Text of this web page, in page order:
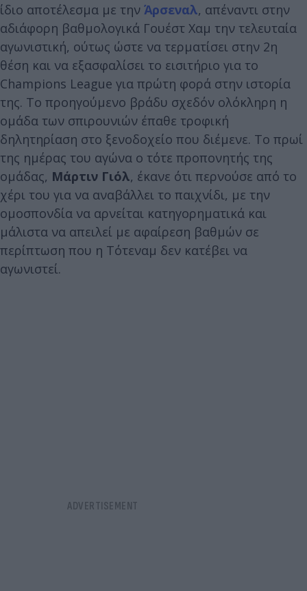
ίδιο αποτέλεσμα με την Άρσεναλ, απέναντι στην
αδιάφορη βαθμολογικά Γουέστ Χαμ την τελευταία
αγωνιστική, ούτως ώστε να τερματίσει στην 2η
θέση και να εξασφαλίσει το εισιτήριο για το
Champions League για πρώτη φορά στην ιστορία
της. Το προηγούμενο βράδυ σχεδόν ολόκληρη η
ομάδα των σπιρουνιών έπαθε τροφική
δηλητηρίαση στο ξενοδοχείο που διέμενε. Το πρωί
της ημέρας του αγώνα ο τότε προπονητής της
ομάδας, Μάρτιν Γιόλ, έκανε ότι περνούσε από το
χέρι του για να αναβάλλει το παιχνίδι, με την
ομοσπονδία να αρνείται κατηγορηματικά και
μάλιστα να απειλεί με αφαίρεση βαθμών σε
περίπτωση που η Τότεναμ δεν κατέβει να
αγωνιστεί.